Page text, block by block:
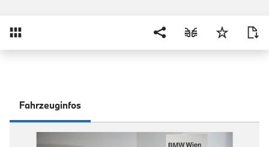
Fahrzeuginfos